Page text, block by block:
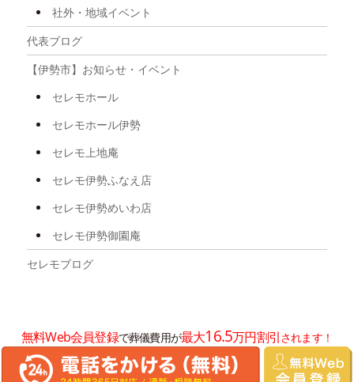
2025年8月
2025年7月
2025年2月
2025年1月
2024年12月
2024年8月
2024年7月
社外・地域イベント
代表ブログ
【伊勢市】お知らせ・イベント
セレモホール
セレモホール伊勢
セレモ上地庵
セレモ伊勢ふなえ店
セレモ伊勢めいわ店
セレモ伊勢御園庵
セレモブログ
無料Web会員登録で葬儀費用が最大16.5万円割引されます！